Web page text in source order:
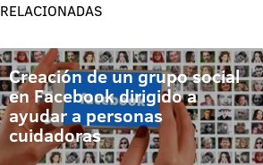
RELACIONADAS
Creación de un grupo social
en Facebook dirigido a
ayudar a personas
cuidadoras